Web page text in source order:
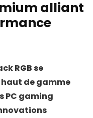
alliant
RGBse
de gamme
PC gaming